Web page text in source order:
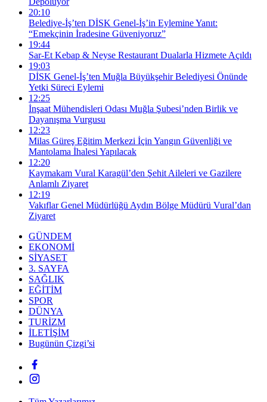
20:10
Belediye-İş’ten DİSK Genel-İş’in Eylemine Yanıt:
“Emekçinin İradesine Güveniyoruz”
19:44
Sar-Et Kebap & Neyse Restaurant Dualarla Hizmete Açıldı
19:03
DİSK Genel-İş’ten Muğla Büyükşehir Belediyesi Önünde
Yetki Süreci Eylemi
12:25
İnşaat Mühendisleri Odası Muğla Şubesi’nden Birlik ve
Dayanışma Vurgusu
12:23
Milas Güreş Eğitim Merkezi İçin Yangın Güvenliği ve
Mantolama İhalesi Yapılacak
12:20
Kaymakam Vural Karagül’den Şehit Aileleri ve Gazilere
Anlamlı Ziyaret
12:19
Vakıflar Genel Müdürlüğü Aydın Bölge Müdürü Vural’dan
Ziyaret
GÜNDEM
EKONOMİ
SİYASET
3. SAYFA
SAĞLIK
EĞİTİM
SPOR
DÜNYA
TURİZM
İLETİŞİM
Bugünün Çizgi’si